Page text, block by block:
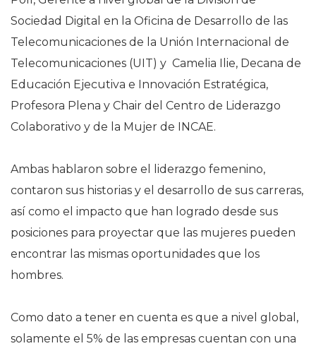
Sociedad Digital en la Oficina de Desarrollo de las
Telecomunicaciones de la Unión Internacional de
Telecomunicaciones (UIT) y Camelia Ilie, Decana de
Educación Ejecutiva e Innovación Estratégica,
Profesora Plena y Chair del Centro de Liderazgo
Colaborativo y de la Mujer de INCAE.
Ambas hablaron sobre el liderazgo femenino,
contaron sus historias y el desarrollo de sus carreras,
así como el impacto que han logrado desde sus
posiciones para proyectar que las mujeres pueden
encontrar las mismas oportunidades que los
hombres.
Como dato a tener en cuenta es que a nivel global,
solamente el 5% de las empresas cuentan con una